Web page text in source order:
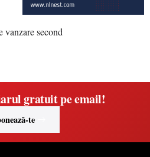
gratuit pe email!
te